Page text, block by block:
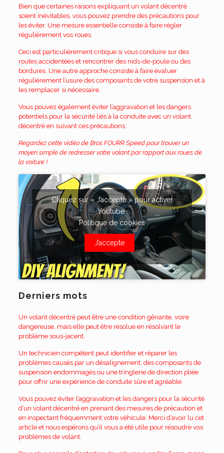
Bien que certaines raisons expliquant un volant décentré
soient inévitables, vous pouvez prendre des précautions pour
les éviter. Une mesure essentielle consiste à faire régler
régulièrement vos roues.
Ceci est particulièrement critique si vous conduire sur des
routes accidentéeset rencontrer des nids-de-poule ou des
bordures. Une autre approche consiste à faire évaluer
régulièrement l’usure des composants de votre suspension et à
les remplacer si nécessaire.
Vous pouvez également éviter l’aggravation et les dangers
potentiels pour la sécurité liés à la conduite avec un volant
décentré en suivant ces précautions.
Regardez cette vidéo de Bros FOURR Speed ​​pour trouver un
moyen simple de redresser votre volant par rapport aux roues de
la voiture !
Cliquez sur « J’accepte » pour activer
Youtube
Politique de cookies
J’accepte
Derniers mots
Un volant décentré peut être une condition gênante, voire
dangereuse, mais elle peut être résolue en résolvant le
problème sous-jacent.
Un technicien compétent peut identifier et réparer les
problèmes causés par un désalignement, des composants de
suspension endommagés ou une tringlerie de direction pliée
pour offrir une expérience de conduite sûre et agréable.
Vous pouvez éviter l’aggravation et les dangers pour la sécurité
d’un volant décentré en prenant des mesures de précaution et
en inspectant fréquemment votre véhicule. Merci d’avoir lu cet
article et nous espérons qu’il vous a été utile pour résoudre vos
problèmes de volant.